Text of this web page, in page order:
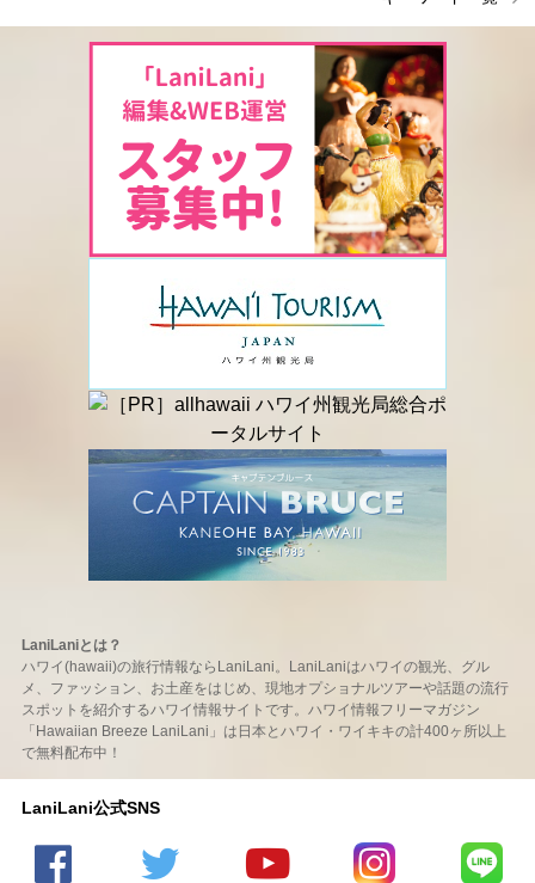
LaniLaniとは？
ハワイ(hawaii)の旅行情報ならLaniLani。LaniLaniはハワイの観光、グル
メ、ファッション、お土産をはじめ、現地オプショナルツアーや話題の流行
スポットを紹介するハワイ情報サイトです。ハワイ情報フリーマガジン
「Hawaiian Breeze LaniLani」は日本とハワイ・ワイキキの計400ヶ所以上
で無料配布中！
LaniLani公式SNS